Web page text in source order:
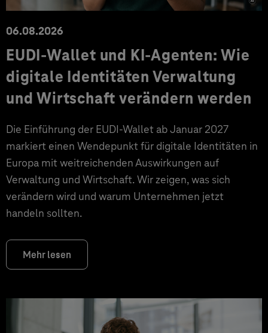
06.08.2026
EUDI-Wallet und KI-Agenten: Wie
digitale Identitäten Verwaltung
und Wirtschaft verändern werden
Die Einführung der EUDI-Wallet ab Januar 2027
markiert einen Wendepunkt für digitale Identitäten in
Europa mit weitreichenden Auswirkungen auf
Verwaltung und Wirtschaft. Wir zeigen, was sich
verändern wird und warum Unternehmen jetzt
handeln sollten.
Mehr lesen